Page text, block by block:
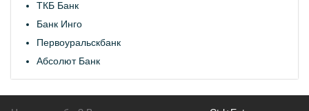
ТКБ Банк
Банк Инго
Первоуральскбанк
Абсолют Банк